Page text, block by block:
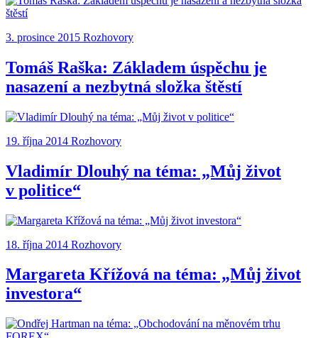
3. prosince 2015 Rozhovory
Tomáš Raška: Základem úspěchu je
nasazení a nezbytná složka štěstí
19. října 2014 Rozhovory
Vladimír Dlouhý na téma: „Můj život
v politice“
18. října 2014 Rozhovory
Margareta Křížová na téma: „Můj život
investora“